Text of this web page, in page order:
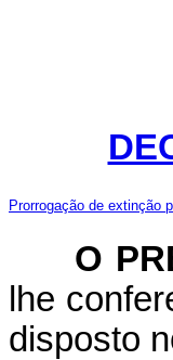
Prorrogação de extinção
O
lhe
disposto